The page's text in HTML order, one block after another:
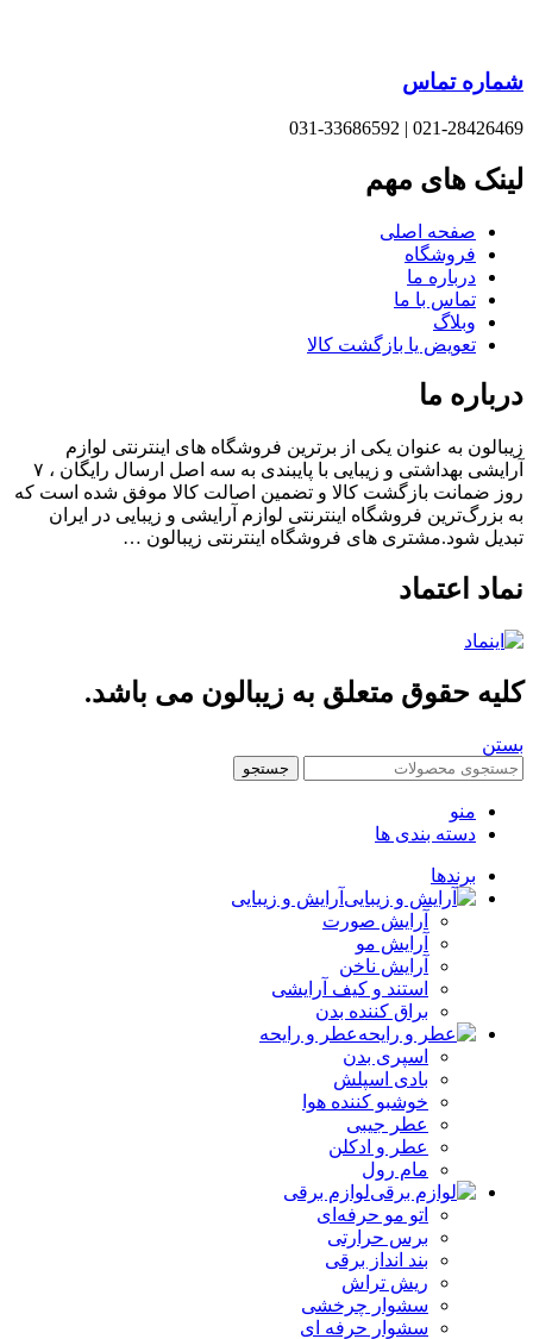
تماس
021-28426469 | 031-
های مهم
صفحه اصلی
فروشگاه
درباره ما
تماس با ما
وبلاگ
تعویض یا بازگشت کالا
ما
به عنوان یکی از برترین فروشگاه های اینترنتی لوازم
آرایشی بهداشتی و زیبایی با پایبندی به سه اصل ارسال رایگان ، ۷
ضمانت بازگشت کالا و تضمین اصالت کالا موفق شده است که
فروشگاه اینترنتی لوازم آرایشی و زیبایی در ایران
شود.مشتری های فروشگاه اینترنتی زیبالون …
اعتماد
حقوق متعلق به زیبالون می باشد.
جستجو
منو
دسته بندی ها
برندها
آرایش و زیبایی
آرایش صورت
آرایش مو
آرایش ناخن
استند و کیف آرایشی
براق کننده بدن
عطر و رایحه
اسپری بدن
بادی اسپلش
خوشبو کننده هوا
عطر جیبی
عطر و ادکلن
مام رول
لوازم برقی
اتو مو حرفه‌ای
برس حرارتی
بند انداز برقی
ریش تراش
سشوار چرخشی
سشوار حرفه ای